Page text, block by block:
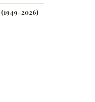
2026)